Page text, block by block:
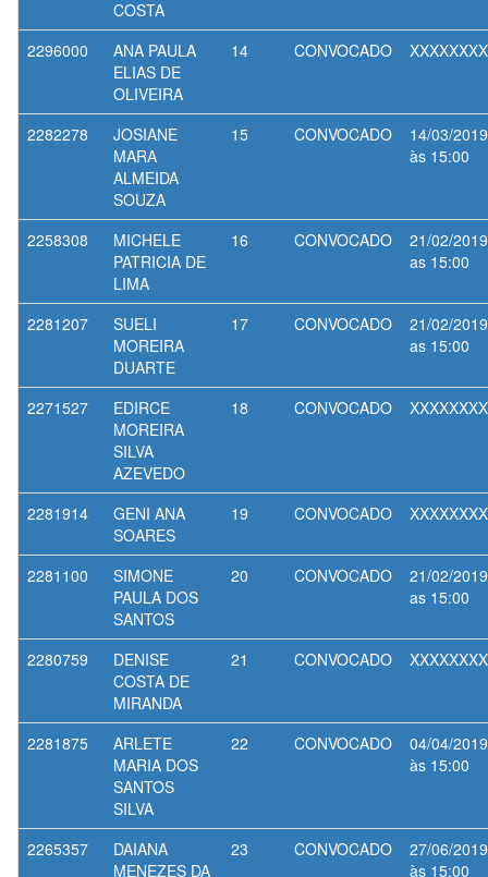
COSTA
2296000
ANA PAULA
ELIAS DE
OLIVEIRA
14 CONVOCADO
2282278
JOSIANE
MARA
ALMEIDA
SOUZA
15 CONVOCADO
14/03/
às 15:00
2258308
MICHELE
PATRICIA DE
LIMA
16 CONVOCADO
21/02/
as 15:00
2281207
SUELI
MOREIRA
DUARTE
17 CONVOCADO
21/02/
as 15:00
2271527
EDIRCE
MOREIRA
SILVA
AZEVEDO
18 CONVOCADO
2281914
GENI ANA
SOARES
19 CONVOCADO
2281100
SIMONE
PAULA DOS
SANTOS
20 CONVOCADO
21/02/
as 15:00
2280759
DENISE
COSTA DE
MIRANDA
21 CONVOCADO
2281875
ARLETE
MARIA DOS
SANTOS
SILVA
22 CONVOCADO
04/04/
às 15:00
2265357
DAIANA
MENEZES DA
23 CONVOCADO
27/06/
às 15:00